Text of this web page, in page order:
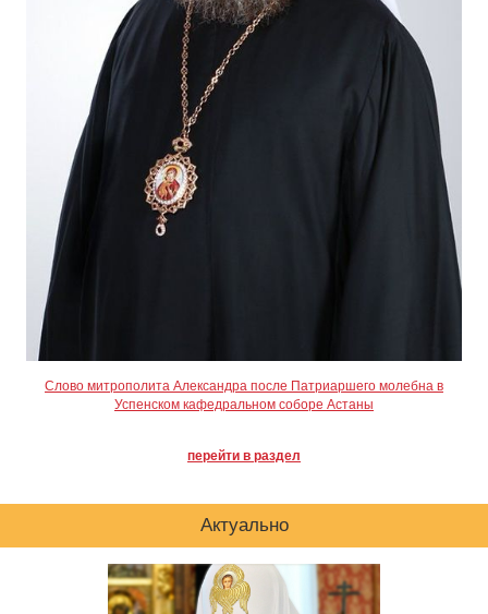
Слово митрополита Александра после Патриаршего молебна в
Успенском кафедральном соборе Астаны
перейти в раздел
Актуально